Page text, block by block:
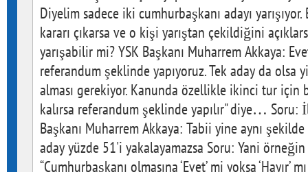
Diyelim sadece iki cumhurbaşkanı adayı
kararı çıkarsa ve o kişi yarıştan çekildiğini
yarışabilir mi? YSK Başkanı Muharrem Akkaya:
referandum şeklinde yapıyoruz. Tek aday da olsa
alması gerekiyor. Kanunda özellikle ikinci tur için
kalırsa referandum şeklinde yapılır" diye… Soru:
Başkanı Muharrem Akkaya: Tabii yine aynı şekilde
aday yüzde 51'i yakalayamazsa Soru: Yani
“Cumhurbaşkanı olmasına ‘Evet’ mi yoksa